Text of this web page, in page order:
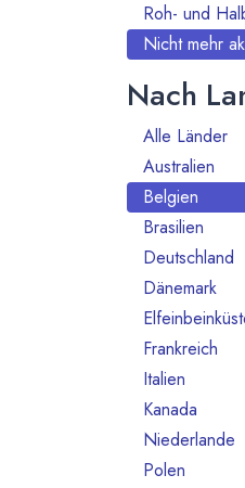
Roh- und
Nicht mehr
Nach
Alle Länder
Australien
Belgien
Brasilien
Deutschland
Dänemark
Frankreich
Italien
Kanada
Niederlande
Polen